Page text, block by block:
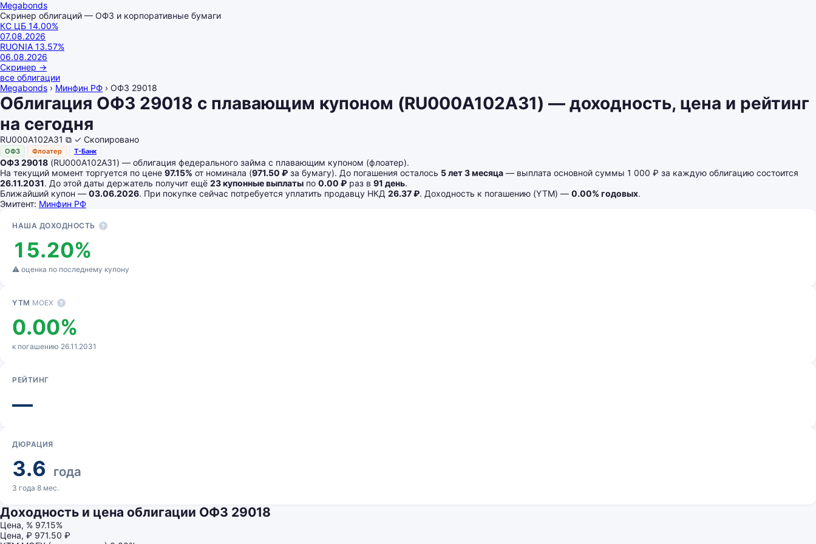
Megabonds
Скринер облигаций — ОФЗ и корпоративные бумаги
КС ЦБ 14.00%
07.08.2026
RUONIA 13.57%
06.08.2026
Скринер →
все облигации
Megabonds › Минфин РФ › ОФЗ 29018
Облигация ОФЗ 29018 с плавающим купоном (RU000A102A31) — доходность, цена и рейтинг
на сегодня
RU000A102A31 ⧉ ✓ Скопировано
ОФЗ Флоатер Т-Банк
ОФЗ 29018 (RU000A102A31) — облигация федерального займа с плавающим купоном (флоатер).
На текущий момент торгуется по цене 97.15% от номинала (971.50 ₽ за бумагу). До погашения осталось 5 лет 3 месяца — выплата основной суммы 1 000 ₽ за каждую облигацию состоится
26.11.2031. До этой даты держатель получит ещё 23 купонные выплаты по 0.00 ₽ раз в 91 день.
Ближайший купон — 03.06.2026. При покупке сейчас потребуется уплатить продавцу НКД 26.37 ₽. Доходность к погашению (YTM) — 0.00% годовых.
Эмитент: Минфин РФ
НАША ДОХОДНОСТЬ ?
15.20%
⚠ оценка по последнему купону
YTM MOEX ?
0.00%
к погашению 26.11.2031
РЕЙТИНГ
—
ДЮРАЦИЯ
3.6 года
3 года 8 мес.
Доходность и цена облигации ОФЗ 29018
Цена, % 97.15%
Цена, ₽ 971.50 ₽